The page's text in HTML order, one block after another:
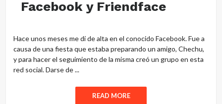
Facebook y Friendface
Hace unos meses me dí de alta en el conocido Facebook. Fue a
causa de una fiesta que estaba preparando un amigo, Chechu,
y para hacer el seguimiento de la misma creó un grupo en esta
red social. Darse de ...
READ MORE